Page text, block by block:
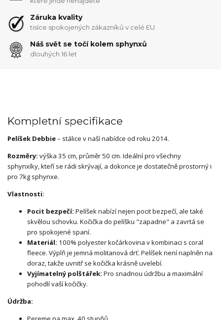
Záruka kvality
tisíce spokojených zákazníků v celé EU
Náš svět se točí kolem sphynxů
dlouhých 16 let
Kompletní specifikace
Pelíšek Debbie– stálice v naší nabídce od roku 2014.
Rozměry: výška 35 cm, průměr 50 cm. Ideální pro všechny
sphynxíky, kteří se rádi skrývají, a dokonce je dostatečně prostorný i
pro 7kg sphynxe.
Vlastnosti:
Pocit bezpečí: Pelíšek nabízí nejen pocit bezpečí, ale také
skvělou schovku. Kočička do pelíšku "zapadne" a zavrtá se
pro spokojené spaní.
Materiál: 100% polyester kočárkovina v kombinaci s coral
fleece. Výplň je jemná molitanová drť. Pelíšek není naplněn na
doraz, takže uvnitř se kočička krásně uvelebí.
Vyjímatelný polštářek: Pro snadnou údržbu a maximální
pohodlí vaší kočičky.
Údržba: